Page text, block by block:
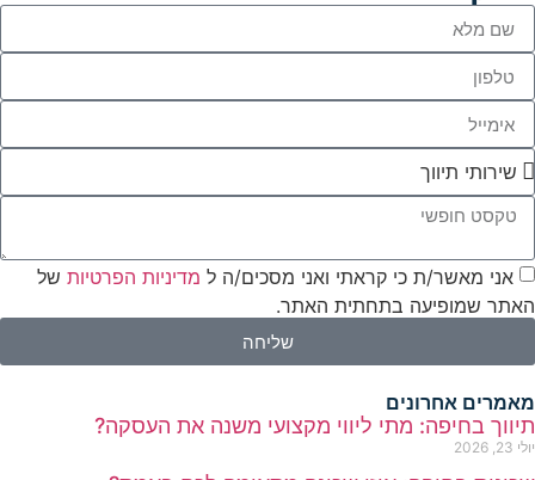
אני מאשר/ת כי קראתי ואני מסכים/ה ל מדיניות הפרטיות של
האתר שמופיעה בתחתית האתר.
שליחה
מאמרים אחרונים
תיווך בחיפה: מתי ליווי מקצועי משנה את העסקה?
יולי 23, 2026